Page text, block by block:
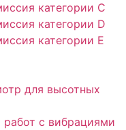
категории C
категории D
категории E
для высотных
с вибрациями